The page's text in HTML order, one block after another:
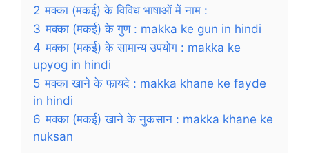
2 मक्का (मकई) के विविध भाषाओं में नाम :
3 मक्का (मकई) के गुण : makka ke gun in hindi
4 मक्का (मकई) के सामान्य उपयोग : makka ke
upyog in hindi
5 मक्का खाने के फायदे : makka khane ke fayde
in hindi
6 मक्का (मकई) खाने के नुकसान : makka khane ke
nuksan